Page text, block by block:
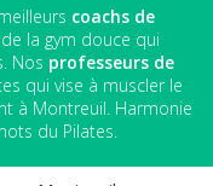
coachs de
la gym douce qui
Nos professeurs de
qui vise à muscler le
à Montreuil. Harmonie
du Pilates.